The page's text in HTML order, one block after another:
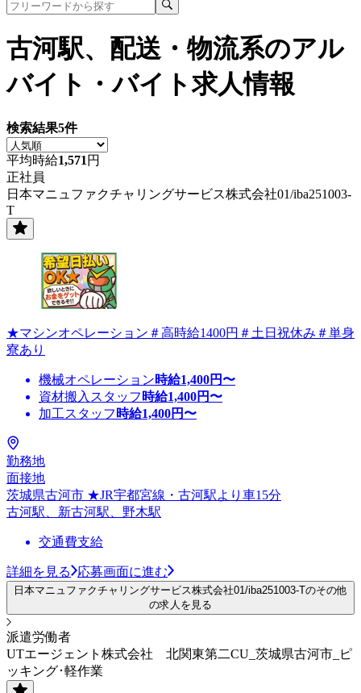
古河駅、配送・物流系のアル
バイト・バイト求人情報
検索結果5件
平均時給1,571 円
正社員
日本マニュファクチャリングサービス株式会社01/iba251003-
T
★マシンオペレーション＃高時給1400円＃土日祝休み＃単身
寮あり
機械オペレーション時給1,400円〜
資材搬入スタッフ 時給1,400円〜
加工スタッフ 時給1,400円〜
勤務地
面接地
茨城県古河市 ★JR宇都宮線・古河駅より車15分
古河駅、新古河駅、野木駅
交通費支給
詳細を見る 応募画面に進む
日本マニュファクチャリングサービス株式会社01/iba251003-Tのその他
の求人を見る
派遣労働者
UTエージェント株式会社 北関東第二CU_茨城県古河市_ピ
ッキング･軽作業